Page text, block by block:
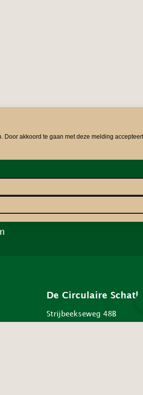
De Circulaire
Strijbeekseweg 48B
akkoord te gaan met deze melding